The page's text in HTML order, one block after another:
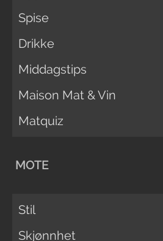
Spise
Drikke
Middagstips
Maison Mat & Vin
Matquiz
MOTE
Stil
Skjønnhet